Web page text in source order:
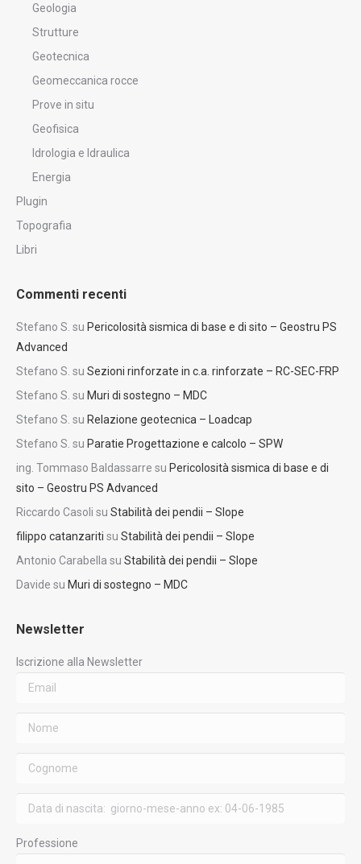
Geologia
Strutture
Geotecnica
Geomeccanica rocce
Prove in situ
Geofisica
Idrologia e Idraulica
Energia
Plugin
Topografia
Libri
Commenti recenti
Stefano S. su Pericolosità sismica di base e di sito – Geostru PS
Advanced
Stefano S. su Sezioni rinforzate in c.a. rinforzate – RC-SEC-FRP
Stefano S. su Muri di sostegno – MDC
Stefano S. su Relazione geotecnica – Loadcap
Stefano S. su Paratie Progettazione e calcolo – SPW
ing. Tommaso Baldassarre su Pericolosità sismica di base e di
sito – Geostru PS Advanced
Riccardo Casoli su Stabilità dei pendii – Slope
filippo catanzariti su Stabilità dei pendii – Slope
Antonio Carabella su Stabilità dei pendii – Slope
Davide su Muri di sostegno – MDC
Newsletter
Iscrizione alla Newsletter
Professione